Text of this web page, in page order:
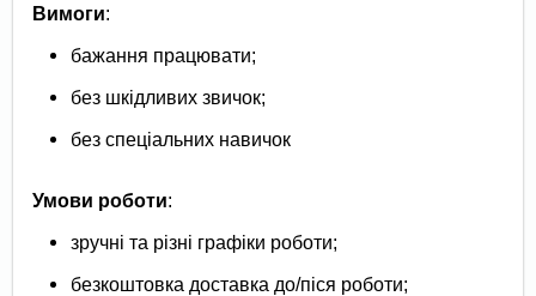
Вимоги:
бажання працювати;
без шкідливих звичок;
без спеціальних навичок
Умови роботи:
зручні та різні графіки роботи;
безкоштовка доставка до/піся роботи;